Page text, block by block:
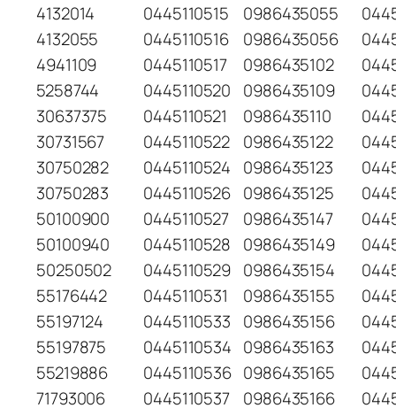
4132014
0445110515 0986435055
4132055
0445110516 0986435056
4941109
0445110517 0986435102
5258744
0445110520 0986435109
30637375
0445110521 0986435110
30731567
0445110522 0986435122
30750282
0445110524 0986435123
30750283
0445110526 0986435125
50100900
0445110527 0986435147
50100940
0445110528 0986435149
50250502
0445110529 0986435154
55176442
0445110531 0986435155
55197124
0445110533 0986435156
55197875
0445110534 0986435163
55219886
0445110536 0986435165
71793006
0445110537 0986435166